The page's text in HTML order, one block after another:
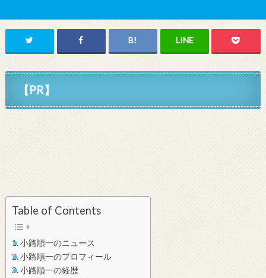
【PR】
Table of Contents
小路順一のニュース
小路順一のプロフィール
小路順一の経歴